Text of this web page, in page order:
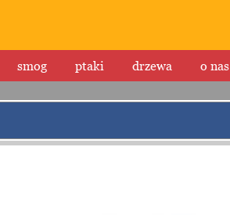
smog ptaki drzewa o nas